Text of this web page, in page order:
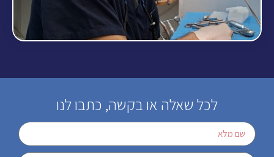
לכל שאלה או בקשה, כתבו לנו